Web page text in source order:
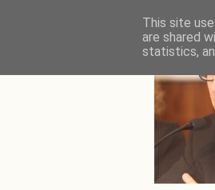
This site
are shared
statistics,